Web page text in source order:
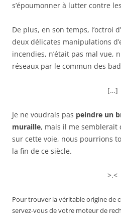
s’époumonner à lutter contre
De plus, en son temps, l’octroi
deux délicates manipulations
incendies, n’était pas mal vue,
réseaux par le commun des
[…]
Je ne voudrais pas peindre un
muraille, mais il me semblerait
sur cette voie, nous pourrions
la fin de ce siècle.
>.<
Pour trouver la véritable origine de
servez-vous de votre moteur de